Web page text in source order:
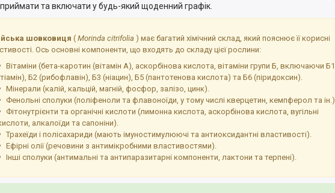
та включати у будь-який щоденний графік.
шовковиця ( Morinda citrifolia ) має багатий хімічний склад, який пояснює її корисні
Ось основні компоненти, що входять до складу цієї рослини:
Вітаміни (бета-каротин (вітамін А), аскорбінова кислота, вітаміни групи Б, включаючи Б1
Б2 (рибофлавін), Б3 (ніацин), Б5 (пантотенова кислота) та Б6 (піридоксин).
Мінерали (калій, кальцій, магній, фосфор, залізо, цинк).
Фенольні сполуки (поліфеноли та флавоноїди, у тому числі кверцетин, кемпферол та ін.).
Фітонутрієнти та органічні кислоти (лимонна кислота, аскорбінова кислота, вугільні
алкалоїди та сапоніни).
Трахеїди і полісахариди (мають імуностимулюючі та антиоксидантні властивості).
Ефірні олії (речовини з антимікробними властивостями).
Інші сполуки (антимальні та антипаразитарні компоненти, лактони та терпені).